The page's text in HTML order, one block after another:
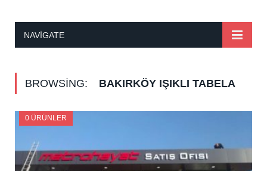
NAVIGATE
BROWSING: BAKIRKÖY IŞIKLI TABELA
0 ÜRÜNLER